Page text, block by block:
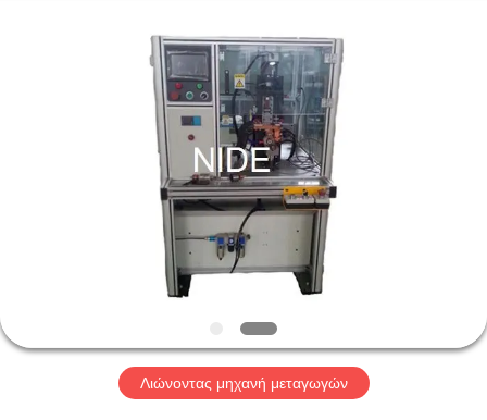
ΠΡΟΪΌΝΤΑ
ΠΟΙΟΤΙΚΌΣ
ΈΛΕΓΧΟΣΛιώνοντας μηχανή μεταγωγών